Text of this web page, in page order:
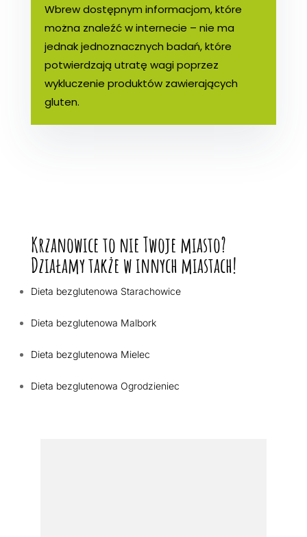
Wbrew dostępnym informacjom, które
można znaleźć w internecie – nie ma
jednak jednoznacznych badań, które
potwierdzają utratę wagi poprzez
wykluczenie produktów zawierających
gluten.
Krzanowice to nie Twoje miasto?
Działamy także w innych miastach!
Dieta bezglutenowa Starachowice
Dieta bezglutenowa Malbork
Dieta bezglutenowa Mielec
Dieta bezglutenowa Ogrodzieniec